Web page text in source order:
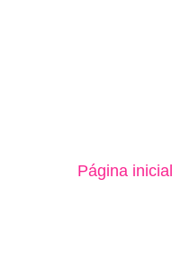
Página inicial